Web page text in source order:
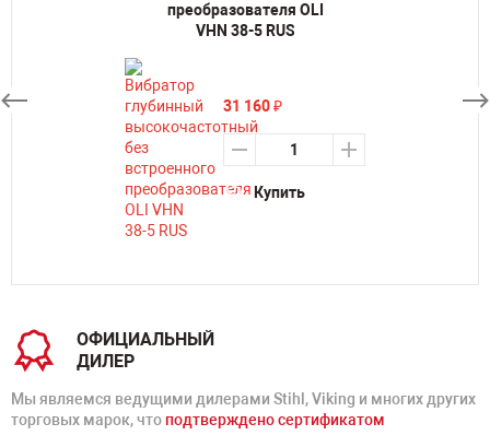
преобразователя OLI
VHN 38-5 RUS
31 160₽
Купить
ОФИЦИАЛЬНЫЙ
ДИЛЕР
Мы являемся ведущими дилерами Stihl, Viking и многих других
торговых марок, что подтверждено сертификатом